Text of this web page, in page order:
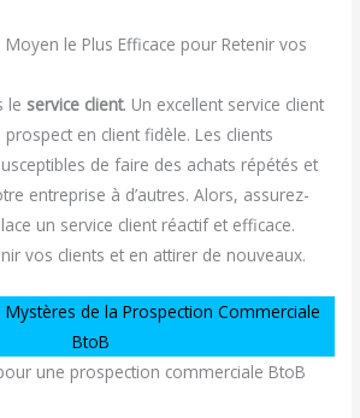
Moyen le Plus Efficace pour Retenir vos
le service client. Un excellent service client
en client fidèle. Les clients
de faire des achats répétés et
entreprise à d’autres. Alors, assurez-
un service client réactif et efficace.
vos clients et en attirer de nouveaux.
Mystères de la Prospection Commerciale
BtoB
une prospection commerciale BtoB